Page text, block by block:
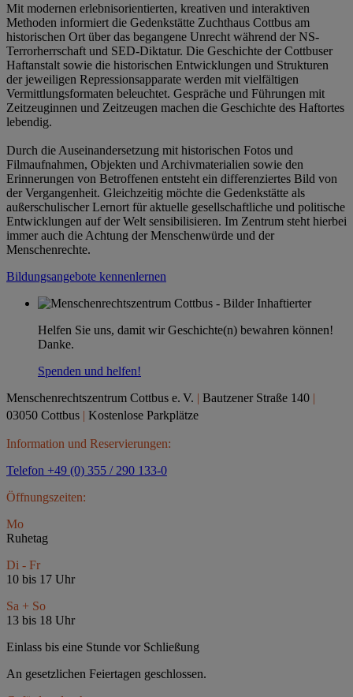
Mit modernen erlebnisorientierten, kreativen und interaktiven
Methoden informiert die Gedenkstätte Zuchthaus Cottbus am
historischen Ort über das begangene Unrecht während der NS-
Terrorherrschaft und SED-Diktatur. Die Geschichte der Cottbuser
Haftanstalt sowie die historischen Entwicklungen und Strukturen
der jeweiligen Repressionsapparate werden mit vielfältigen
Vermittlungsformaten beleuchtet. Gespräche und Führungen mit
Zeitzeuginnen und Zeitzeugen machen die Geschichte des Haftortes
lebendig.
Durch die Auseinandersetzung mit historischen Fotos und
Filmaufnahmen, Objekten und Archivmaterialien sowie den
Erinnerungen von Betroffenen entsteht ein differenziertes Bild von
der Vergangenheit. Gleichzeitig möchte die Gedenkstätte als
außerschulischer Lernort für aktuelle gesellschaftliche und politische
Entwicklungen auf der Welt sensibilisieren. Im Zentrum steht hierbei
immer auch die Achtung der Menschenwürde und der
Menschenrechte.
Bildungsangebote kennenlernen
Helfen Sie uns, damit wir Geschichte(n) bewahren können!
Danke.
Spenden und helfen!
Menschenrechtszentrum Cottbus e. V. | Bautzener Straße 140 |
03050 Cottbus | Kostenlose Parkplätze
Information und Reservierungen:
Telefon +49 (0) 355 / 290 133-0
Öffnungszeiten:
Mo
Ruhetag
Di - Fr
10 bis 17 Uhr
Sa + So
13 bis 18 Uhr
Einlass bis eine Stunde vor Schließung
An gesetzlichen Feiertagen geschlossen.